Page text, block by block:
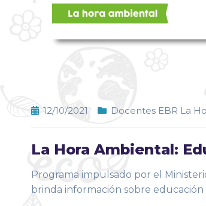
12/10/2021 Docentes EBR La
La Hora Ambiental:
Programa impulsado por el
brinda información sobre